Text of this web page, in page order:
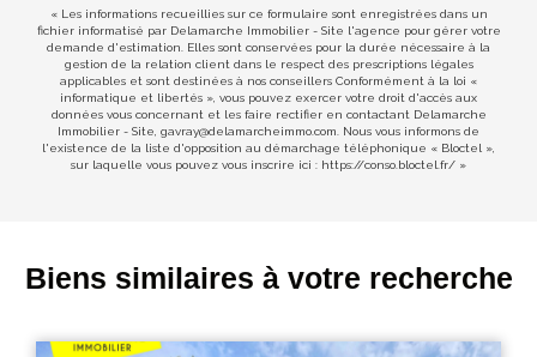
« Les informations recueillies sur ce formulaire sont enregistrées dans un
fichier informatisé par Delamarche Immobilier - Site l'agence pour gérer votre
demande d'estimation. Elles sont conservées pour la durée nécessaire à la
gestion de la relation client dans le respect des prescriptions légales
applicables et sont destinées à nos conseillers Conformément à la loi «
informatique et libertés », vous pouvez exercer votre droit d'accès aux
données vous concernant et les faire rectifier en contactant Delamarche
Immobilier - Site, gavray@delamarcheimmo.com. Nous vous informons de
l'existence de la liste d'opposition au démarchage téléphonique « Bloctel »,
sur laquelle vous pouvez vous inscrire ici : https://conso.bloctel.fr/ »
Biens similaires à votre recherche